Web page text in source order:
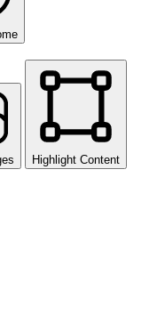
Highlight Content